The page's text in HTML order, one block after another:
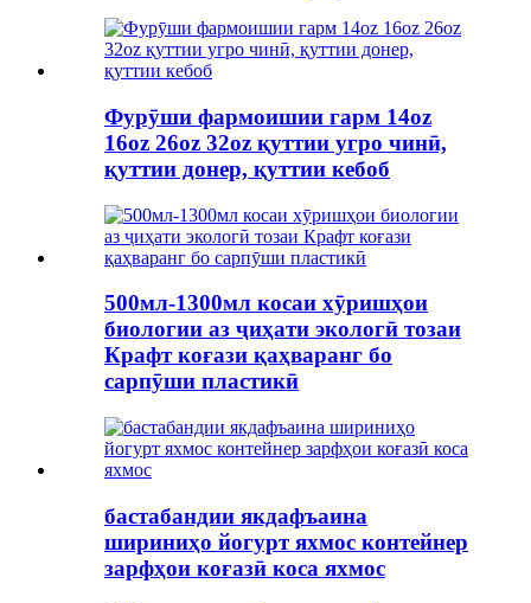
Фурӯши фармоишии гарм 14oz
16oz 26oz 32oz қуттии угро чинӣ,
қуттии донер, қуттии кебоб
500мл-1300мл косаи хӯришҳои
биологии аз ҷиҳати экологӣ тозаи
Крафт коғази қаҳваранг бо
сарпӯши пластикӣ
бастабандии якдафъаина
шириниҳо йогурт яхмос контейнер
зарфҳои коғазӣ коса яхмос